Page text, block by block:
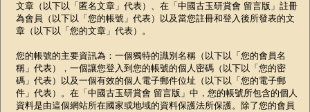
文章（以下以「匿名文章」代表）、在「中國古玉研賞會 留言版」註冊
為會員（以下以「您的帳號」代表）以及當您註冊和登入後所發表的文
章（以下以「您的文章」代表）。
您的帳號的主要資訊為：一個獨特的識別名稱（以下以「您的會員名
稱」代表），一個讓您登入到您的帳號的個人密碼（以下以「您的密
碼」代表）以及一個有效的個人電子郵件位址（以下以「您的電子郵
件」代表）。在「中國古玉研賞會 留言版」中，您的帳號所包含的個人
資料是由這個網站所在國家或地域的資料保護法所保護。除了您的會員